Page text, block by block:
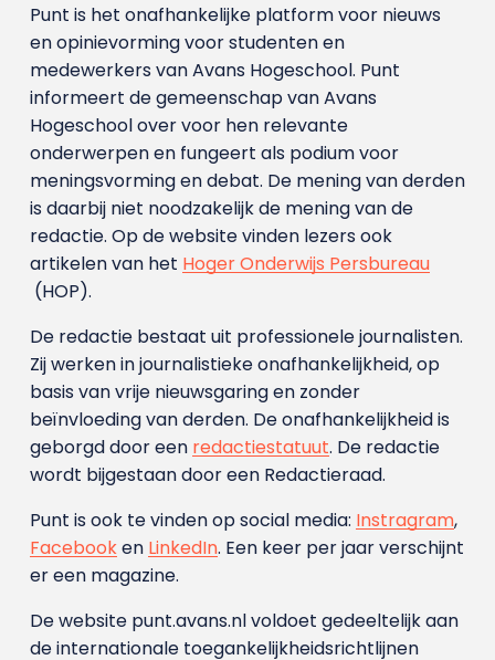
Punt is het onafhankelijke platform voor nieuws
en opinievorming voor studenten en
medewerkers van Avans Hoge­school. Punt
informeert de gemeenschap van Avans
Hogeschool over voor hen relevante
onderwerpen en fungeert als podium voor
meningsvorming en debat. De mening van derden
is daarbij niet noodzakelijk de mening van de
redactie. Op de website vinden lezers ook
artikelen van het Hoger Onderwijs Persbureau
(HOP).
De redactie bestaat uit professionele journalisten.
Zij werken in journalistieke onafhankelijkheid, op
basis van vrije nieuwsgaring en zonder
beïnvloeding van derden. De onafhankelijkheid is
geborgd door een redactiestatuut. De redactie
wordt bijgestaan door een Redactieraad.
Punt is ook te vinden op social media: Instragram,
Facebooken LinkedIn. Een keer per jaar verschijnt
er een magazine.
De website punt.avans.nl voldoet gedeeltelijk aan
de internationale toegankelijkheidsrichtlijnen